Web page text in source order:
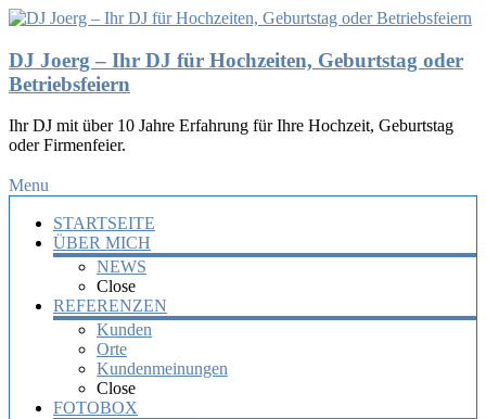
DJ Joerg – Ihr DJ für Hochzeiten, Geburtstag oder
Betriebsfeiern
Ihr DJ mit über 10 Jahre Erfahrung für Ihre Hochzeit, Geburtstag
oder Firmenfeier.
Menu
STARTSEITE
ÜBER MICH
NEWS
Close
REFERENZEN
Kunden
Orte
Kundenmeinungen
Close
FOTOBOX